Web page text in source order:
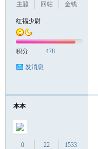
主题
回帖
金钱
红福少尉
积分 478
发消息
本本
0
22
1533